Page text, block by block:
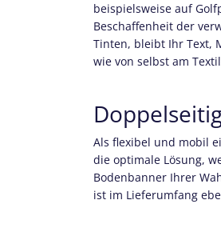
beispielsweise auf
Beschaffenheit der
Tinten, bleibt Ihr Text,
wie von selbst am
Als flexibel und mobil
die optimale Lösung,
Bodenbanner Ihrer
ist im Lieferumfang